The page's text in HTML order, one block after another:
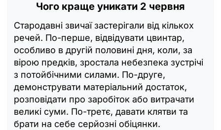
Чого краще уникати 2 червня
Стародавні звичаї застерігали від кількох
речей. По-перше, відвідувати цвинтар,
особливо в другій половині дня, коли, за
вірою предків, зростала небезпека зустрічі
з потойбічними силами. По-друге,
демонструвати матеріальний достаток,
розповідати про заробіток або витрачати
великі суми. По-третє, давати клятви та
брати на себе серйозні обіцянки.